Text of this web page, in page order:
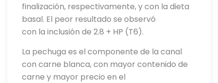
finalización, respectivamente, y con la dieta
basal. El peor resultado se observó
con la inclusión de 2.8 + HP (T6).
La pechuga es el componente de la canal
con carne blanca, con mayor contenido de
carne y mayor precio en el